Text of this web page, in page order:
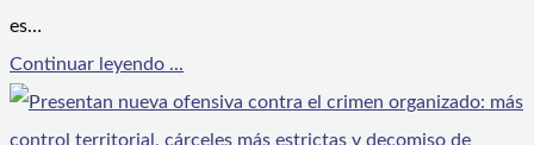
es…
Continuar leyendo ...